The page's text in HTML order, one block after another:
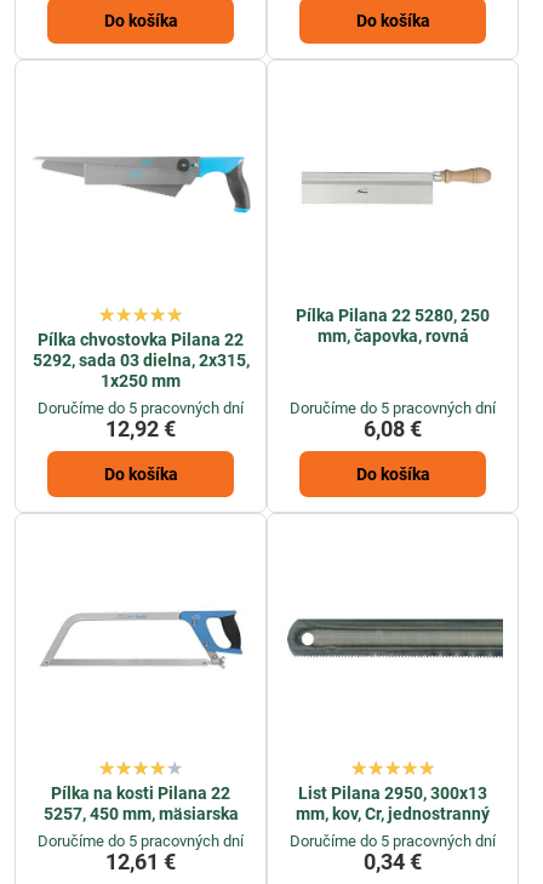
Do košíka Do košíka
Pílka chvostovka Pilana 22
5292, sada 03 dielna, 2x315,
1x250 mm
Doručíme do 5 pracovných dní
12,92 €
Do košíka
Pílka Pilana 22 5280, 250
mm, čapovka, rovná
Doručíme do 5 pracovných dní
6,08 €
Do košíka
Pílka na kosti Pilana 22
5257, 450 mm, mäsiarska
Doručíme do 5 pracovných dní
12,61 €
List Pilana 2950, 300x13
mm, kov, Cr, jednostranný
Doručíme do 5 pracovných dní
0,34 €